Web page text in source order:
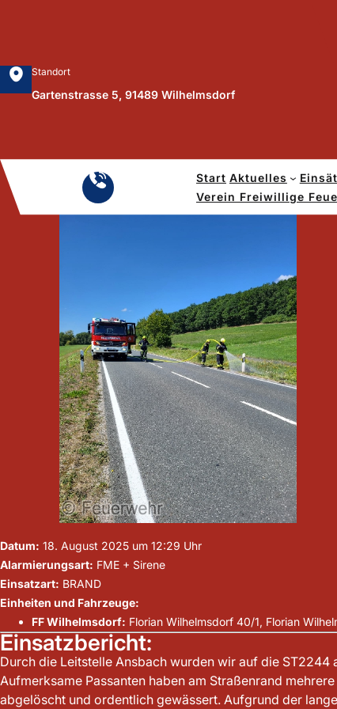
Standort
Gartenstrasse 5, 91489 Wilhelmsdorf
Start Aktuelles
Verein Freiwillige
Datum: 18. August 2025 um 12:29 Uhr
Alarmierungsart: FME + Sirene
Einsatzart: BRAND
Einheiten und Fahrzeuge:
FF Wilhelmsdorf: Florian Wilhelmsdorf 40/1, Florian
Einsatzbericht:
Durch die Leitstelle Ansbach wurden wir auf die ST2244
Aufmerksame Passanten haben am Straßenrand
abgelöscht und ordentlich gewässert. Aufgrund der